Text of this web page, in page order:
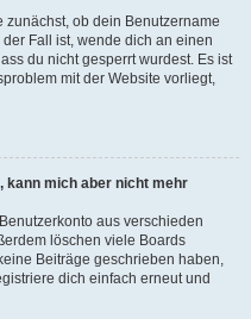
zunächst, ob dein Benutzername
Fall ist, wende dich an einen
du nicht gesperrt wurdest. Es ist
mit der Website vorliegt,
kann mich aber nicht mehr
aus verschieden
löschen viele Boards
Beiträge geschrieben haben,
dich einfach erneut und